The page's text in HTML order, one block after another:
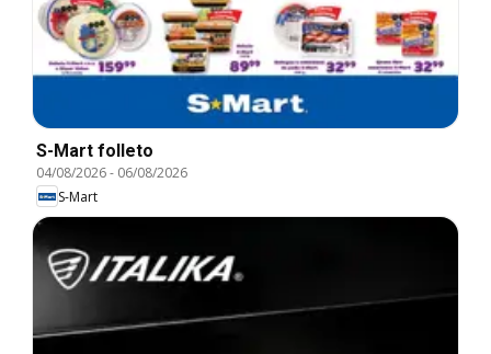
S-Mart folleto
04/08/2026- 06/08/2026
S-Mart